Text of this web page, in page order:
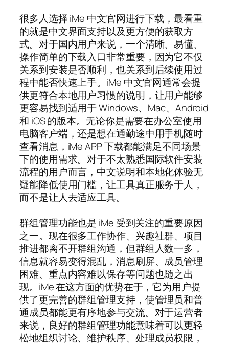
很多人选择 iMe 中文官网进行下载，最看重
的就是中文界面支持以及更方便的获取方
式。对于国内用户来说，一个清晰、易懂、
操作简单的下载入口非常重要，因为它不仅
关系到安装是否顺利，也关系到后续使用过
程中能否快速上手。iMe 中文官网通常会提
供更符合本地用户习惯的说明，让用户能够
更容易找到适用于 Windows、Mac、Android
和 iOS 的版本。无论你是需要在办公室使用
电脑客户端，还是想在通勤途中用手机随时
查看消息，iMe APP 下载都能满足不同场景
下的使用需求。对于不太熟悉国际软件安装
流程的用户而言，中文说明和本地化体验无
疑能降低使用门槛，让工具真正服务于人，
而不是让人去适应工具。
群组管理功能也是 iMe 受到关注的重要原因
之一。现在很多工作协作、兴趣社群、项目
推进都离不开群组沟通，但群组人数一多，
信息就容易变得混乱，消息刷屏、成员管理
困难、重点内容难以保存等问题也随之出
现。iMe 在这方面的优势在于，它为用户提
供了更完善的群组管理支持，使管理员和普
通成员都能更有序地参与交流。对于运营者
来说，良好的群组管理功能意味着可以更轻
松地组织讨论、维护秩序、处理成员权限，